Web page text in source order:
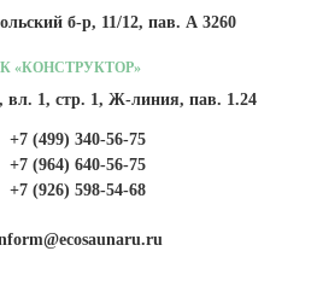
б-р, 11/12, пав. А 3260
«КОНСТРУКТОР»
1, стр. 1, Ж-линия, пав. 1.24
+7 (499) 340-56-75
+7 (964) 640-56-75
+7 (926) 598-54-68